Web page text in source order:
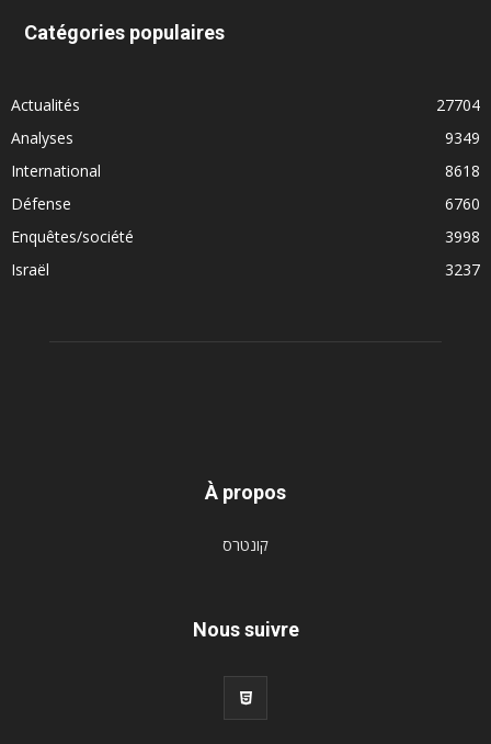
Catégories populaires
Actualités
27704
Analyses
9349
International
8618
Défense
6760
Enquêtes/société
3998
Israël
3237
À propos
קונטרס
Nous suivre